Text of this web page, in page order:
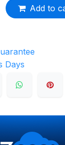
Add to
Days